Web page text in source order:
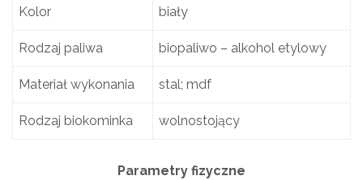
Kolor biały
Rodzaj paliwa biopaliwo – alkohol etylowy
Materiał wykonania stal; mdf
Rodzaj biokominka wolnostojący
Parametry fizyczne